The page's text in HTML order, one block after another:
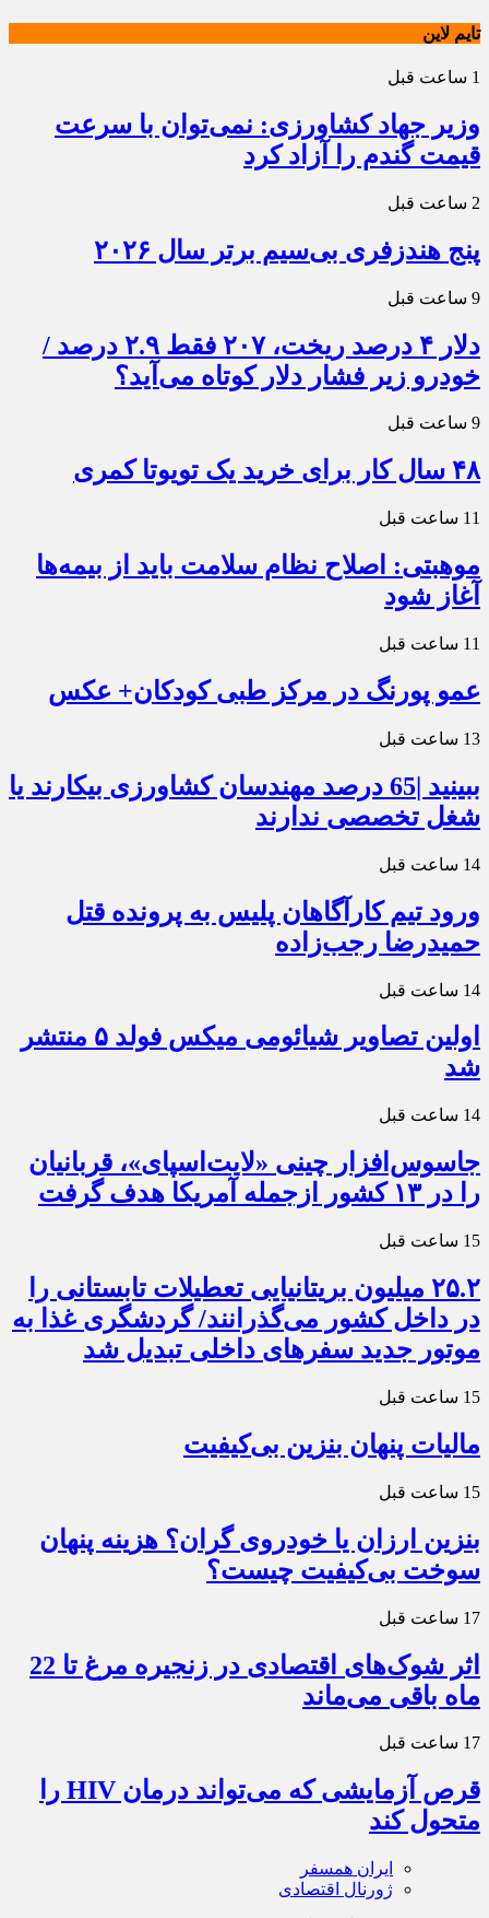
تایم لاین
1 ساعت قبل
وزیر جهاد کشاورزی: نمی‌توان با سرعت
قیمت گندم را آزاد کرد
2 ساعت قبل
پنج هندزفری بی‌سیم برتر سال ۲۰۲۶
9 ساعت قبل
دلار ۴ درصد ریخت، ۲۰۷ فقط ۲.۹ درصد /
خودرو زیر فشار دلار کوتاه می‌آید؟
9 ساعت قبل
۴۸ سال کار برای خرید یک تویوتا کمری
11 ساعت قبل
موهبتی: اصلاح نظام سلامت باید از بیمه‌ها
آغاز شود
11 ساعت قبل
عمو پورنگ در مرکز طبی کودکان+ عکس
13 ساعت قبل
ببینید |65 درصد مهندسان کشاورزی بیکارند یا
شغل تخصصی ندارند
14 ساعت قبل
ورود تیم کارآگاهان پلیس به پرونده قتل
حمیدرضا رجب‌زاده
14 ساعت قبل
اولین تصاویر شیائومی میکس فولد ۵ منتشر
شد
14 ساعت قبل
جاسوس‌افزار چینی «لایت‌اسپای»، قربانیان
را در ۱۳ کشور ازجمله آمریکا هدف گرفت
15 ساعت قبل
۲۵.۲ میلیون بریتانیایی تعطیلات تابستانی را
در داخل کشور می‌گذرانند/ گردشگری غذا به
موتور جدید سفرهای داخلی تبدیل شد
15 ساعت قبل
مالیات پنهان بنزین بی‌کیفیت
15 ساعت قبل
بنزین ارزان یا خودروی گران؟ هزینه پنهان
سوخت بی‌کیفیت چیست؟
17 ساعت قبل
اثر شوک‌های اقتصادی در زنجیره مرغ تا 22
ماه باقی می‌ماند
17 ساعت قبل
قرص آزمایشی که می‌تواند درمان HIV را
متحول کند
ایران همسفر
ژورنال اقتصادی